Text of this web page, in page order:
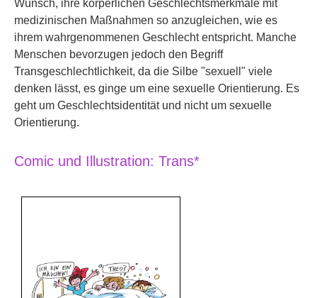
Wunsch, ihre körperlichen Geschlechtsmerkmale mit
medizinischen Maßnahmen so anzugleichen, wie es
ihrem wahrgenommenen Geschlecht entspricht. Manche
Menschen bevorzugen jedoch den Begriff
Transgeschlechtlichkeit, da die Silbe "sexuell" viele
denken lässt, es ginge um eine sexuelle Orientierung. Es
geht um Geschlechtsidentität und nicht um sexuelle
Orientierung.
Comic und Illustration: Trans*